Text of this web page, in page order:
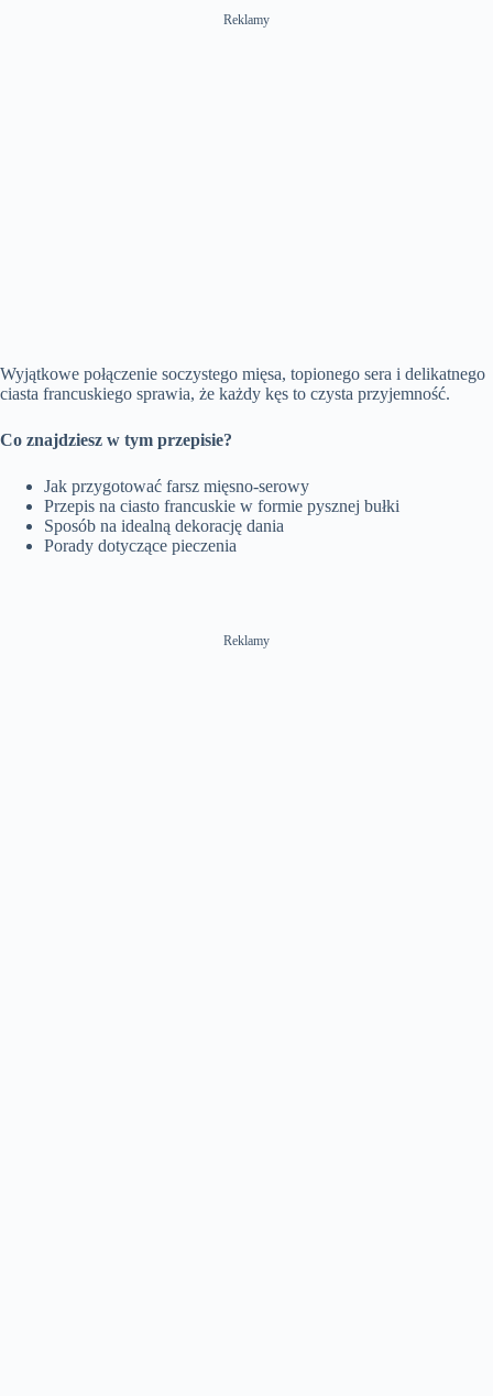
Reklamy
Wyjątkowe połączenie soczystego mięsa, topionego sera i delikatnego
ciasta francuskiego sprawia, że każdy kęs to czysta przyjemność.
Co znajdziesz w tym przepisie?
Jak przygotować farsz mięsno-serowy
Przepis na ciasto francuskie w formie pysznej bułki
Sposób na idealną dekorację dania
Porady dotyczące pieczenia
Reklamy